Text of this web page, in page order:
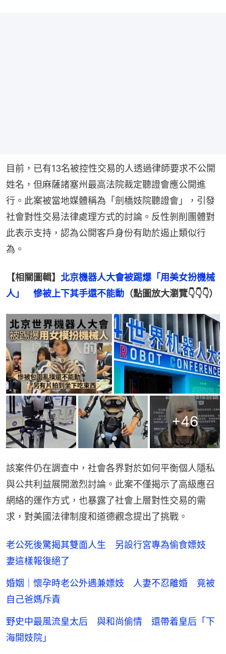
目前，已有13名被控性交易的人透過律師要求不公開
姓名，但麻薩諸塞州最高法院裁定聽證會應公開進
行。​此案被當地媒體稱為「劍橋妓院聽證會」，引發
社會對性交易法律處理方式的討論。​反性剝削團體對
此表示支持，認為公開客戶身份有助於遏止類似行
為。​
【相關圖輯】 北京機器人大會被踢爆「用美女扮機械
人」　慘被上下其手還不能動 （點圖放大瀏覽👇👇👇）
+46
該案件仍在調查中，社會各界對於如何平衡個人隱私
與公共利益展開激烈討論。​此案不僅揭示了高級應召
網絡的運作方式，也暴露了社會上層對性交易的需
求，對美國法律制度和道德觀念提出了挑戰。
老公死後驚揭其雙面人生 另設行宮專為偷食嫖妓
妻這樣報復絕了
婚姻｜懷孕時老公外遇兼嫖妓 人妻不忍離婚 竟被
自己爸媽斥責
野史中最風流皇太后 與和尚偷情 還帶着皇后「下
海開妓院」